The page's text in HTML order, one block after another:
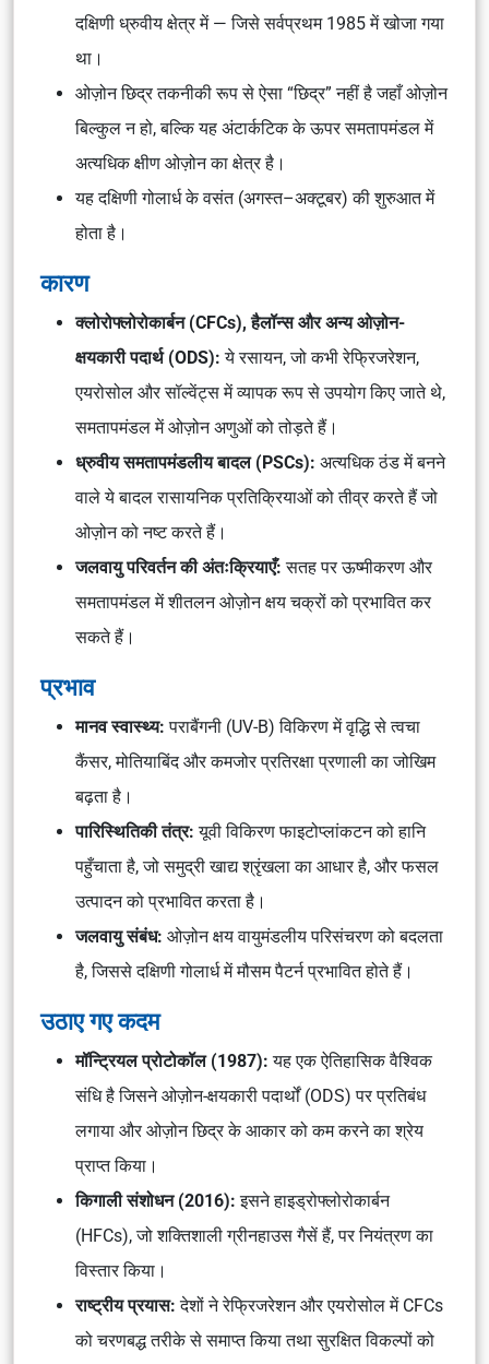
दक्षिणी ध्रुवीय क्षेत्र में — जिसे सर्वप्रथम 1985 में खोजा गया
था।
ओज़ोन छिद्र तकनीकी रूप से ऐसा “छिद्र” नहीं है जहाँ ओज़ोन
बिल्कुल न हो, बल्कि यह अंटार्कटिक के ऊपर समतापमंडल में
अत्यधिक क्षीण ओज़ोन का क्षेत्र है।
यह दक्षिणी गोलार्ध के वसंत (अगस्त–अक्टूबर) की शुरुआत में
होता है।
कारण
क्लोरोफ्लोरोकार्बन (CFCs), हैलॉन्स और अन्य ओज़ोन-
क्षयकारी पदार्थ (ODS): ये रसायन, जो कभी रेफ्रिजरेशन,
एयरोसोल और सॉल्वेंट्स में व्यापक रूप से उपयोग किए जाते थे,
समतापमंडल में ओज़ोन अणुओं को तोड़ते हैं।
ध्रुवीय समतापमंडलीय बादल (PSCs): अत्यधिक ठंड में बनने
वाले ये बादल रासायनिक प्रतिक्रियाओं को तीव्र करते हैं जो
ओज़ोन को नष्ट करते हैं।
जलवायु परिवर्तन की अंतःक्रियाएँ: सतह पर ऊष्मीकरण और
समतापमंडल में शीतलन ओज़ोन क्षय चक्रों को प्रभावित कर
सकते हैं।
प्रभाव
मानव स्वास्थ्य: पराबैंगनी (UV-B) विकिरण में वृद्धि से त्वचा
कैंसर, मोतियाबिंद और कमजोर प्रतिरक्षा प्रणाली का जोखिम
बढ़ता है।
पारिस्थितिकी तंत्र: यूवी विकिरण फाइटोप्लांकटन को हानि
पहुँचाता है, जो समुद्री खाद्य श्रृंखला का आधार है, और फसल
उत्पादन को प्रभावित करता है।
जलवायु संबंध: ओज़ोन क्षय वायुमंडलीय परिसंचरण को बदलता
है, जिससे दक्षिणी गोलार्ध में मौसम पैटर्न प्रभावित होते हैं।
उठाए गए कदम
मॉन्ट्रियल प्रोटोकॉल (1987): यह एक ऐतिहासिक वैश्विक
संधि है जिसने ओज़ोन-क्षयकारी पदार्थों (ODS) पर प्रतिबंध
लगाया और ओज़ोन छिद्र के आकार को कम करने का श्रेय
प्राप्त किया।
किगाली संशोधन (2016): इसने हाइड्रोफ्लोरोकार्बन
(HFCs), जो शक्तिशाली ग्रीनहाउस गैसें हैं, पर नियंत्रण का
विस्तार किया।
राष्ट्रीय प्रयास: देशों ने रेफ्रिजरेशन और एयरोसोल में CFCs
को चरणबद्ध तरीके से समाप्त किया तथा सुरक्षित विकल्पों को